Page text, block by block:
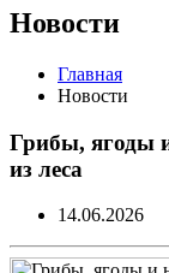
Новости
Главная
Новости
Грибы, ягоды
из леса
14.06.2026